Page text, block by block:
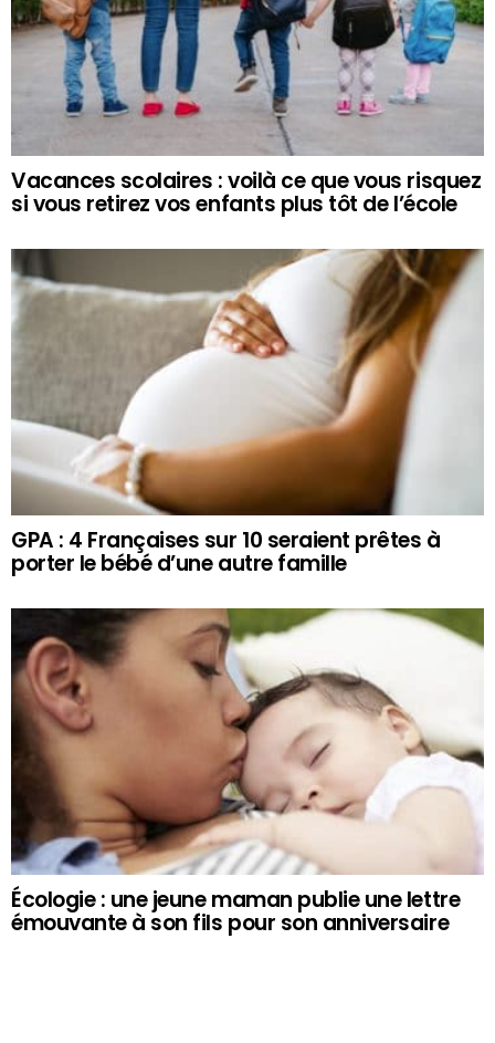
Vacances scolaires : voilà ce que vous risquez
si vous retirez vos enfants plus tôt de l’école
GPA : 4 Françaises sur 10 seraient prêtes à
porter le bébé d’une autre famille
Écologie : une jeune maman publie une lettre
émouvante à son fils pour son anniversaire